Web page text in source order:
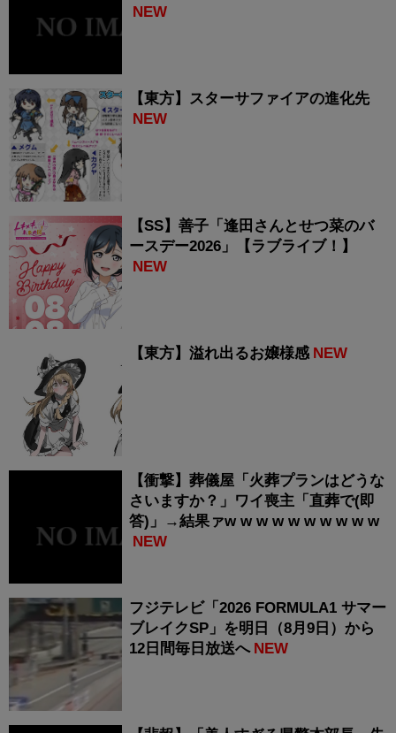
NEW
【東方】スターサファイアの進化先
NEW
【SS】善子「逢田さんとせつ菜のバ
ースデー2026」【ラブライブ！】
NEW
【東方】溢れ出るお嬢様感 NEW
【衝撃】葬儀屋「火葬プランはどうな
さいますか？」ワイ喪主「直葬で(即
答)」→結果ァw w w w w w w w w w
NEW
フジテレビ「2026 FORMULA1 サマー
ブレイクSP」を明日（8月9日）から
12日間毎日放送へ NEW